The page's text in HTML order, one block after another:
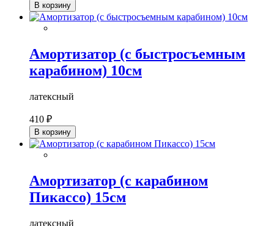
В корзину
Амортизатор (с быстросъемным
карабином) 10см
латексный
410 ₽
В корзину
Амортизатор (с карабином
Пикассо) 15см
латексный